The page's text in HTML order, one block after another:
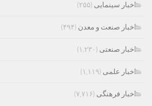
اخبار سینمایی (۲۵۵)
اخبار صنعت و معدن (۴۹۴)
اخبار صنعتی (۱,۲۳۰)
اخبار علمی (۱,۱۱۹)
اخبار فرهنگی (۷,۷۱۶)